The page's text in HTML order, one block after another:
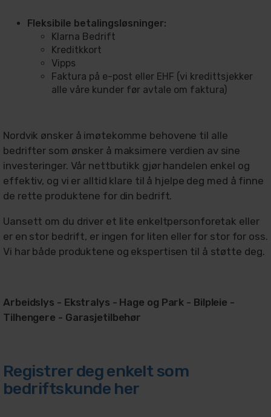
Fleksibile betalingsløsninger:
Klarna Bedrift
Kreditkkort
Vipps
Faktura på e-post eller EHF (vi kredittsjekker
alle våre kunder før avtale om faktura)
Nordvik ønsker å imøtekomme behovene til alle
bedrifter som ønsker å maksimere verdien av sine
investeringer. Vår nettbutikk gjør handelen enkel og
effektiv, og vi er alltid klare til å hjelpe deg med å finne
de rette produktene for din bedrift.
Uansett om du driver et lite enkeltpersonforetak eller
er en stor bedrift, er ingen for liten eller for stor for oss.
Vi har både produktene og ekspertisen til å støtte deg.
Arbeidslys - Ekstralys - Hage og Park - Bilpleie -
Tilhengere - Garasjetilbehør
Registrer deg enkelt som
bedriftskunde her